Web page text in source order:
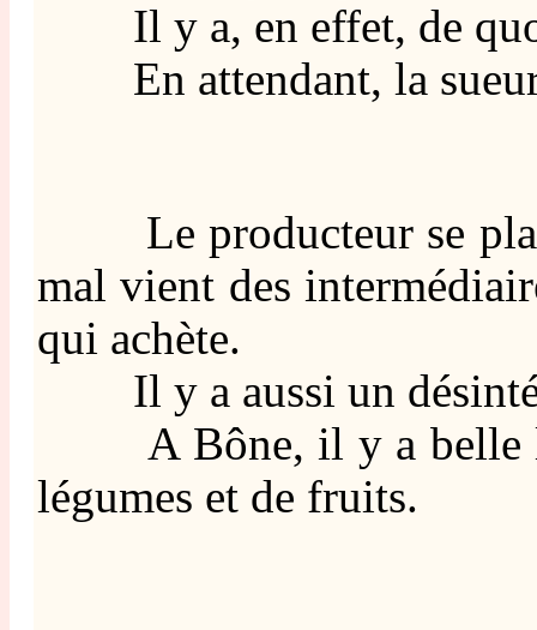
Il y a, en effet, de quoi
En attendant, la sueur
Le producteur se
mal vient des
qui achète.
Il y a aussi un
A Bône, il y a belle
légumes et de fruits.